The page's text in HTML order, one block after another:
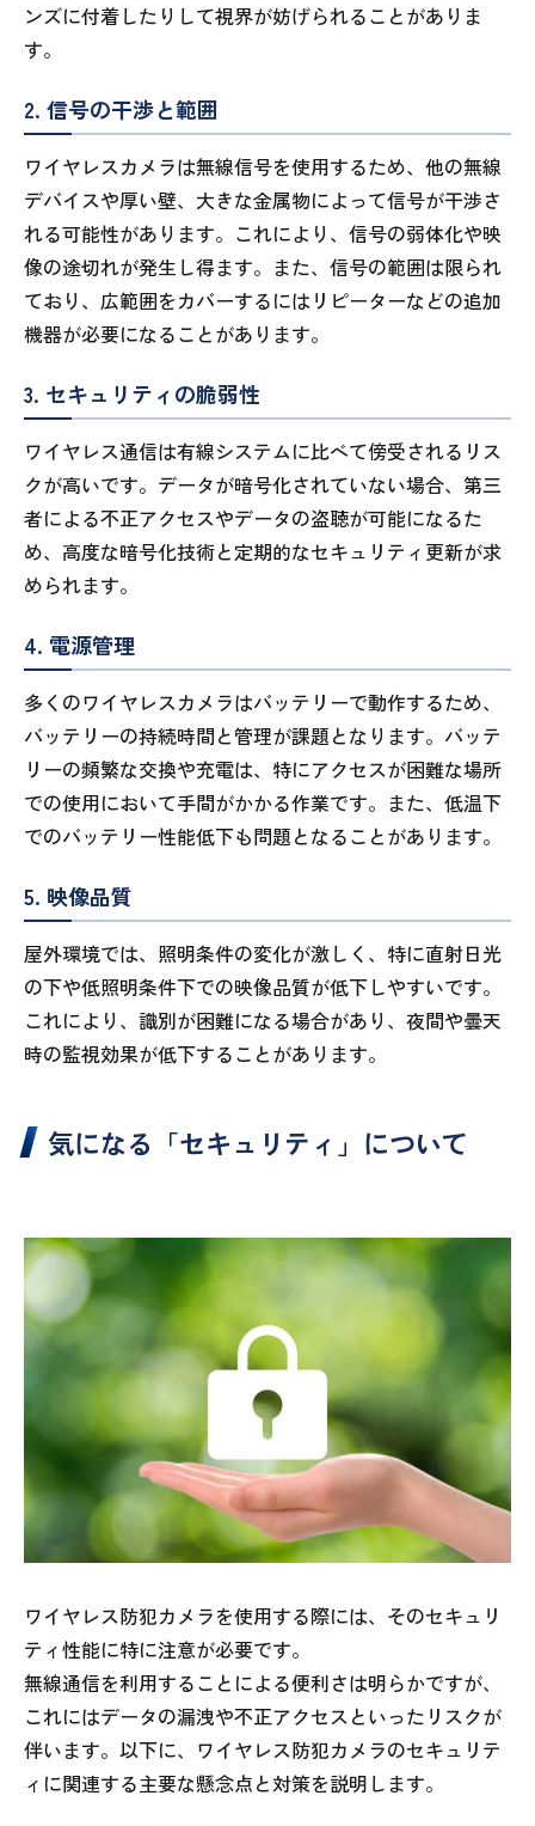
ンズに付着したりして視界が妨げられることがありま
す。
2. 信号の干渉と範囲
ワイヤレスカメラは無線信号を使用するため、他の無線
デバイスや厚い壁、大きな金属物によって信号が干渉さ
れる可能性があります。これにより、信号の弱体化や映
像の途切れが発生し得ます。また、信号の範囲は限られ
ており、広範囲をカバーするにはリピーターなどの追加
機器が必要になることがあります。
3. セキュリティの脆弱性
ワイヤレス通信は有線システムに比べて傍受されるリス
クが高いです。データが暗号化されていない場合、第三
者による不正アクセスやデータの盗聴が可能になるた
め、高度な暗号化技術と定期的なセキュリティ更新が求
められます。
4. 電源管理
多くのワイヤレスカメラはバッテリーで動作するため、
バッテリーの持続時間と管理が課題となります。バッテ
リーの頻繁な交換や充電は、特にアクセスが困難な場所
での使用において手間がかかる作業です。また、低温下
でのバッテリー性能低下も問題となることがあります。
5. 映像品質
屋外環境では、照明条件の変化が激しく、特に直射日光
の下や低照明条件下での映像品質が低下しやすいです。
これにより、識別が困難になる場合があり、夜間や曇天
時の監視効果が低下することがあります。
気になる「セキュリティ」について
ワイヤレス防犯カメラを使用する際には、そのセキュリ
ティ性能に特に注意が必要です。
無線通信を利用することによる便利さは明らかですが、
これにはデータの漏洩や不正アクセスといったリスクが
伴います。以下に、ワイヤレス防犯カメラのセキュリテ
ィに関連する主要な懸念点と対策を説明します。